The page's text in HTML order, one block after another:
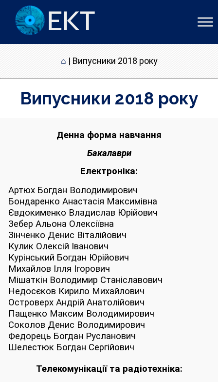
⌂ | Випусники 2018 року
Випусники 2018 року
Денна форма навчання
Бакалаври
Електроніка:
Артюх Богдан Володимирович
Бондаренко Анастасія Максимівна
Євдокименко Владислав Юрійович
Зебер Альона Олексіївна
Зінченко Денис Віталійович
Кулик Олексій Іванович
Курінський Богдан Юрійович
Михайлов Ілля Ігорович
Мішаткін Володимир Станіславович
Недосєков Кирило Михайлович
Островерх Андрій Анатолійович
Пащенко Максим Володимирович
Соколов Денис Володимирович
Федорець Богдан Русланович
Шелестюк Богдан Сергійович
Телекомунікації та радіотехніка: